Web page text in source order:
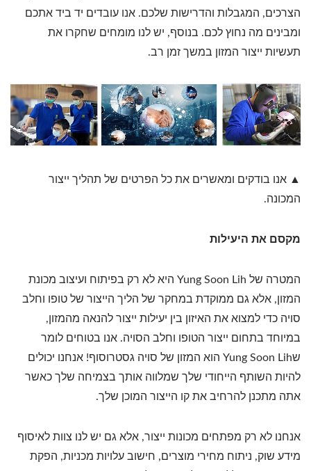
הצרכים, המגבלות והדרישות שלכם. אנו עובדים יד ביד אתכם
ומבינים מה נחוץ לכם. בנוסף, יש לנו מומחים שחקרו את
תעשיות ייצור המזון במשך זמן רב.
▲ אנו בודקים ומאשרים את כל הפרטים של תהליך ייצור
המכונה.
מקסם את היעילות
המטרה של Yung Soon Lih היא לא רק בפיתוח ועיצוב מכונת
המזון, אלא גם ממוקדת במחקר של הליך הייצור של טופו וחלב
סויה כדי למצוא את האיזון בין יעילות ייצור להנאה מהמזון,
במיוחד בתחום ייצור הטופו וחלב הסויה. אנו בטוחים לומר
שYung Soon Lih הוא המזון של סויה גסטרוסוף! אנחנו יכולים
להיות השותף הייחודי שלך שמלווה אותך בצמיחה שלך כאשר
אתה מתכנן להרחיב את קו הייצור המוכן שלך.
אנחנו לא רק מפתחים מכונות ייצור, אלא גם יש לנו צוות לאיסוף
מידע שוק, ניתוח מחירי מוצרים, חישוב עלויות מכניות, הפקת